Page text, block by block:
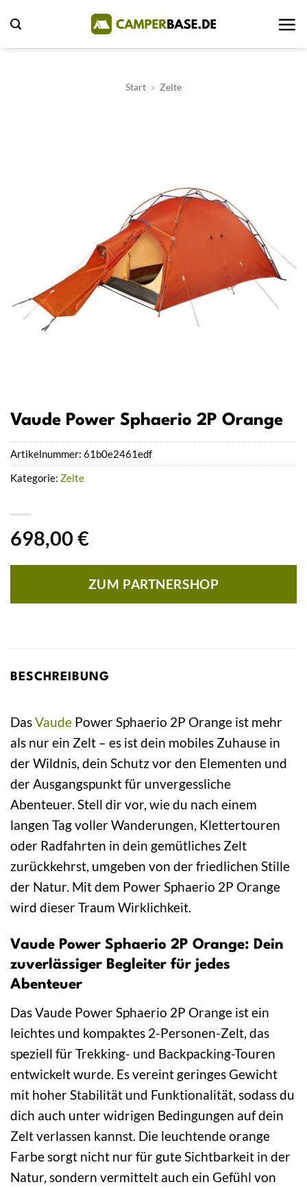
Inhalt
springen
Start » Zelte
Vaude Power Sphaerio 2P Orange
698,00 €
ZUM PARTNERSHOP
Artikelnummer: 61b0e2461edf
Kategorie: Zelte
BESCHREIBUNG
DasVaude Power Sphaerio 2P Orange ist mehr
als nur ein Zelt – es ist dein mobiles Zuhause in
der Wildnis, dein Schutz vor den Elementen und
der Ausgangspunkt für unvergessliche
Abenteuer. Stell dir vor, wie du nach einem
langen Tag voller Wanderungen, Klettertouren
oder Radfahrten in dein gemütliches Zelt
zurückkehrst, umgeben von der friedlichen Stille
der Natur. Mit dem Power Sphaerio 2P Orange
wird dieser Traum Wirklichkeit.
Vaude Power Sphaerio 2P Orange: Dein
zuverlässiger Begleiter für jedes
Abenteuer
Das Vaude Power Sphaerio 2P Orange ist ein
leichtes und kompaktes 2-Personen-Zelt, das
speziell für Trekking- und Backpacking-Touren
entwickelt wurde. Es vereint geringes Gewicht
mit hoher Stabilität und Funktionalität, sodass du
dich auch unter widrigen Bedingungen auf dein
Zelt verlassen kannst. Die leuchtende orange
Farbe sorgt nicht nur für gute Sichtbarkeit in der
Natur, sondern vermittelt auch ein Gefühl von